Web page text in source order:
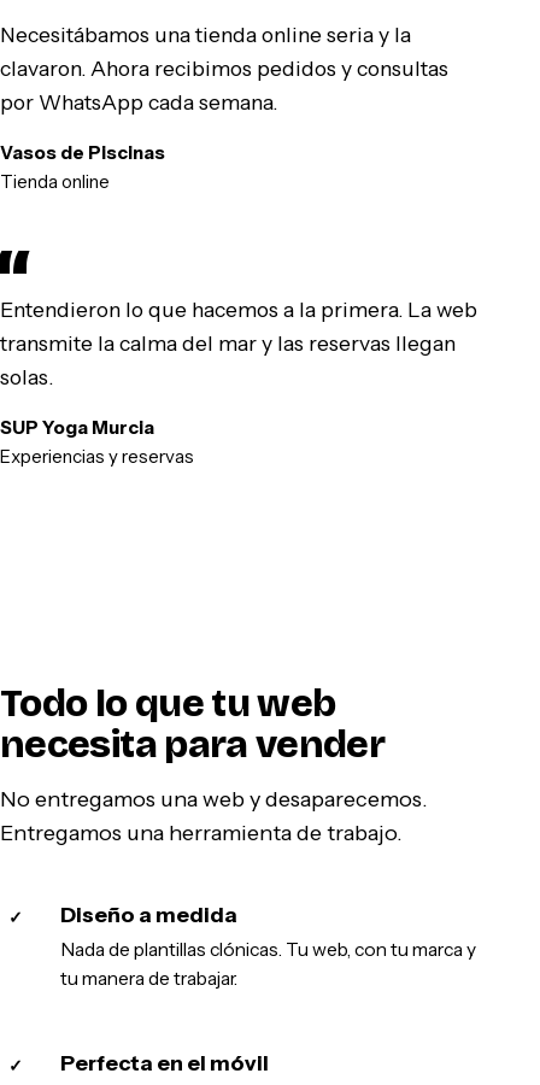
Necesitábamos una tienda online seria y la
clavaron. Ahora recibimos pedidos y consultas
por WhatsApp cada semana.
Vasos de Piscinas
Tienda online
Entendieron lo que hacemos a la primera. La web
transmite la calma del mar y las reservas llegan
solas.
SUP Yoga Murcia
Experiencias y reservas
Todo lo que tu web
necesita para vender
No entregamos una web y desaparecemos.
Entregamos una herramienta de trabajo.
✓ Diseño a medida
Nada de plantillas clónicas. Tu web, con tu marca y
tu manera de trabajar.
✓ Perfecta en el móvil